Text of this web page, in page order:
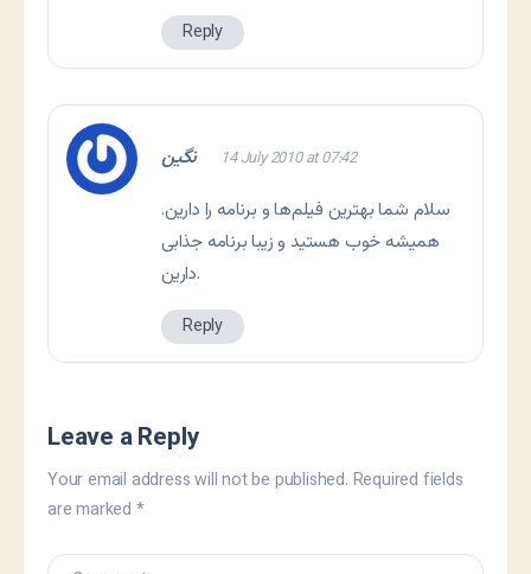
Reply
نگين 14 July 2010 at 07:42
سلام شما بهترین فیلم‌ها و برنامه را دارین.
همیشه خوب هستید و زیبا برنامه جذابی
دارین.
Reply
Leave a Reply
Your email address will not be published. Required fields
are marked *